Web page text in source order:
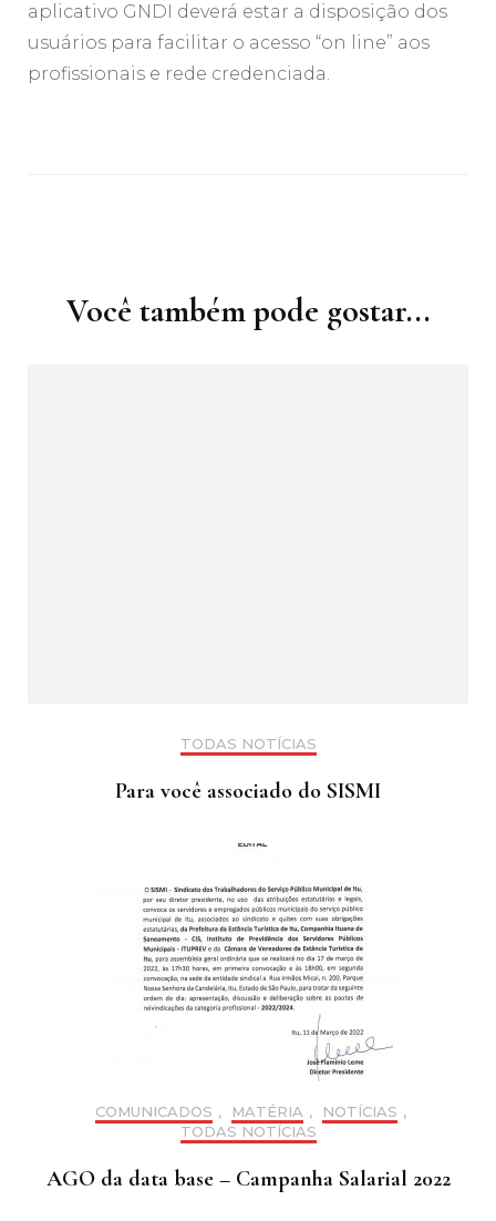
aplicativo GNDI deverá estar a disposição dos
usuários para facilitar o acesso “on line” aos
profissionais e rede credenciada.
postVocê também pode gostar...
TODAS NOTÍCIAS
Para você associado do SISMI
COMUNICADOS , MATÉRIA , NOTÍCIAS ,
TODAS NOTÍCIAS
AGO da data base – Campanha Salarial 2022